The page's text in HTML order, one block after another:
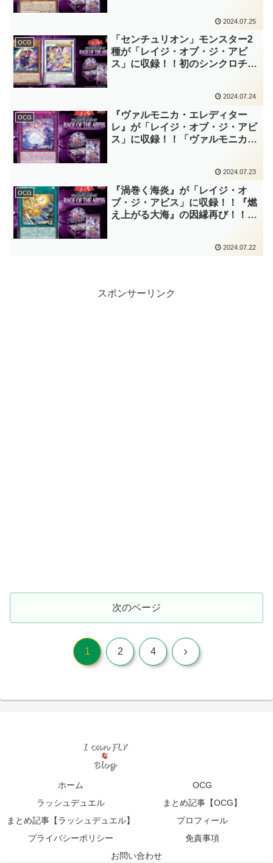
群です！！待望の『水精鱗－ディ
ニクアビス』サーチだ……。(感
涙)【遊戯王OCG】
2024.07.25
OCG
「センチュリオン」モンスター2
種が「レイジ・オブ・ジ・アビ
ス」に収録！！初のシンクロチュ
たな炎族モンスターが追加が追加
されました！！【遊戯王OCG】
2024.07.24
OCG
『ヴァルモニカ・エレディター
レ』が「レイジ・オブ・ジ・アビ
ス」に収録！！「ヴァルモニカ」
ちろん、まさかのリソース回復能
力まで付いているだと……？【遊
戯王OCG】
2024.07.23
OCG
『渦巻く海炎』が「レイジ・オ
ブ・ジ・アビス」に収録！！『燃
え上がる大海』の因縁再び！！強
法！！汎用的な水属性・炎属性の
2024.07.22
スポンサーリンク
次のページ
1 2 4 次
ホーム
OCG
ラッシュデュエル
まとめ記事【OCG】
まとめ記事【ラッシュデュエル】
プロフィール
プライバシーポリシー
免責事項
お問い合わせ